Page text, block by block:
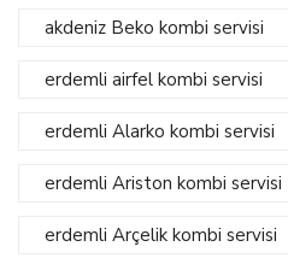
akdeniz Beko kombi servisi
erdemli airfel kombi servisi
erdemli Alarko kombi servisi
erdemli Ariston kombi servisi
erdemli Arçelik kombi servisi